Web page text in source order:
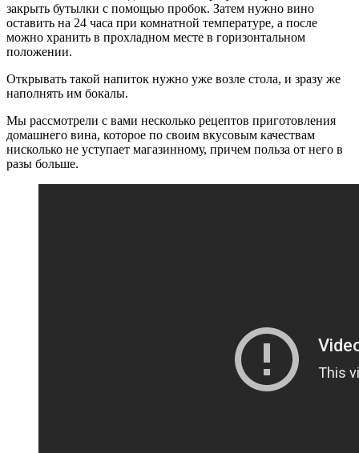
закрыть бутылки с помощью пробок. Затем нужно вино
оставить на 24 часа при комнатной температуре, а после
можно хранить в прохладном месте в горизонтальном
положении.
Открывать такой напиток нужно уже возле стола, и зразу же
наполнять им бокалы.
Мы рассмотрели с вами несколько рецептов приготовления
домашнего вина, которое по своим вкусовым качествам
нисколько не уступает магазинному, причем польза от него в
разы больше.